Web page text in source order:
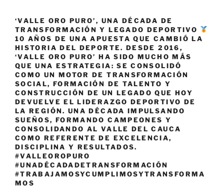
‘VALLE ORO PURO’, UNA DÉCADA DE
TRANSFORMACIÓN Y LEGADO DEPORTIVO
10 AÑOS DE UNA APUESTA QUE CAMBIÓ LA
HISTORIA DEL DEPORTE. DESDE 2016,
‘VALLE ORO PURO’ HA SIDO MUCHO MÁS
QUE UNA ESTRATEGIA: SE CONSOLIDÓ
COMO UN MOTOR DE TRANSFORMACIÓN
SOCIAL, FORMACIÓN DE TALENTO Y
CONSTRUCCIÓN DE UN LEGADO QUE HOY
DEVUELVE EL LIDERAZGO DEPORTIVO DE
LA REGIÓN. UNA DÉCADA IMPULSANDO
SUEÑOS, FORMANDO CAMPEONES Y
CONSOLIDANDO AL VALLE DEL CAUCA
COMO REFERENTE DE EXCELENCIA,
DISCIPLINA Y RESULTADOS.
#VALLEOROPURO
#UNADÉCADADETRANSFORMACIÓN
#TRABAJAMOSYCUMPLIMOSYTRANSFORMA
MOS